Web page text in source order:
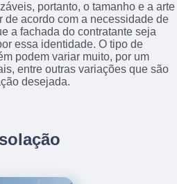
portanto, o tamanho e a arte
de acordo com a necessidade de
a fachada do contratante seja
essa identidade. O tipo de
podem variar muito, por um
entre outras variações que são
desejada.